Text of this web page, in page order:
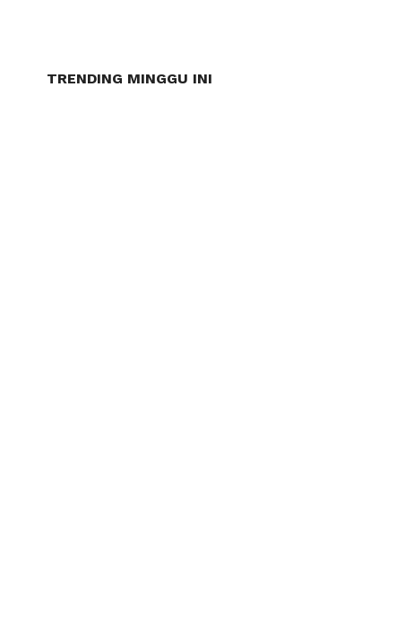
TRENDING MINGGU INI